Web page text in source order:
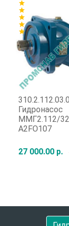
Гидронасос
ММГ2.112/
A2FO107
27 000.00 р.
star
star
star
star
star